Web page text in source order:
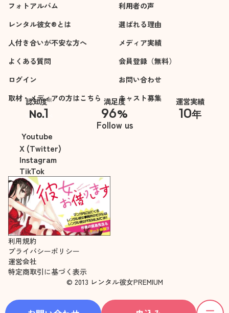
悪い点や改善すべき
点は一切ありませ
ん。
フォトアルバム
利用者の声
レンタル彼女®とは
選ばれる理由
人付き合いが不安な方へ
メディア実績
よくある質問
会員登録（無料）
ログイン
お問い合わせ
取材・メディアの方はこちら
キャスト募集
認知度※
No.1
※自社調べ
満足度
96%
運営実績
10年
Follow us
Youtube
X (Twitter)
Instagram
TikTok
利用規約
プライバシーポリシー
運営会社
特定商取引に基づく表示
© 2013 レンタル彼女PREMIUM